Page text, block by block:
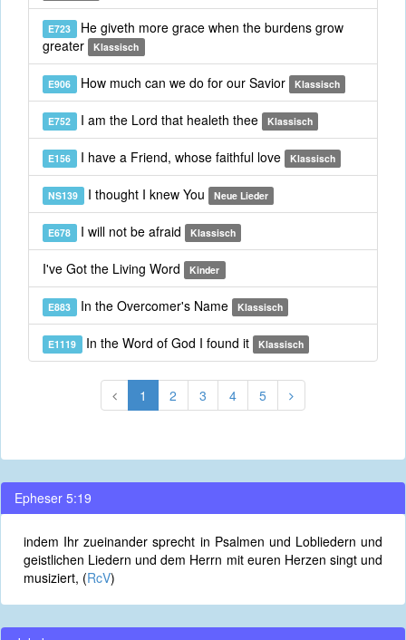
E723 He giveth more grace when the burdens grow
greater
Klassisch
E906 How much can we do for our Savior Klassisch
E752 I am the Lord that healeth thee Klassisch
E156 I have a Friend, whose faithful love Klassisch
NS139 I thought I knew You Neue Lieder
E678 I will not be afraid Klassisch
I've Got the Living Word Kinder
E883 In the Overcomer's Name Klassisch
E1119 In the Word of God I found it Klassisch
1 2 3 4 5
Epheser 5:19
indem Ihr zueinander sprecht in Psalmen und Lobliedern und
geistlichen Liedern und dem Herrn mit euren Herzen singt und
musiziert, (RcV)